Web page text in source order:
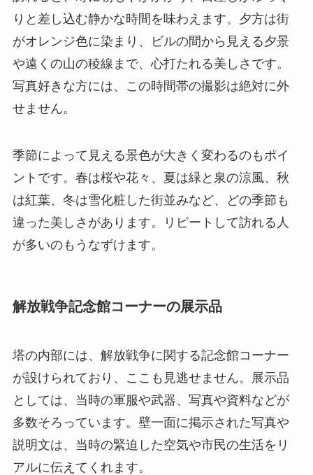
りと差し込む静かな時間を味わえます。夕方は街
がオレンジ色に染まり、ビルの間から見える夕景
や遠くの山の稜線まで、心打たれる美しさです。
写真好きな方には、この時間帯の撮影は絶対に外
せません。
季節によって見える景色が大きく変わるのもポイ
ントです。春は桜や花々、夏は緑と泉の涼風、秋
は紅葉、冬は雪化粧した街並みなど、どの季節も
違った美しさがあります。リピートして訪れる人
が多いのもうなずけます。
解放戦争記念館コーナーの展示品
塔の内部には、解放戦争に関する記念館コーナー
が設けられており、ここも見逃せません。展示品
としては、当時の軍服や武器、写真や資料などが
多数そろっています。壁一面に掲示された写真や
説明文は、当時の緊迫した空気や市民の生活をリ
アルに伝えてくれます。